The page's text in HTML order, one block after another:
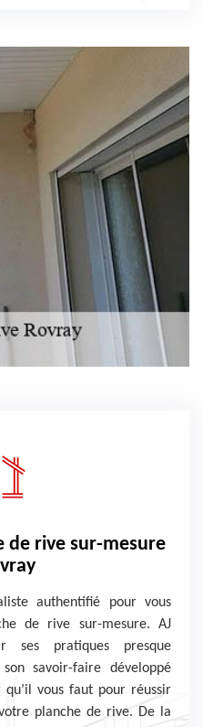
de rive sur-mesure
authentifié pour vous
de rive sur-mesure. AJ
ses pratiques presque
savoir-faire développé
vous faut pour réussir
planche de rive. De la